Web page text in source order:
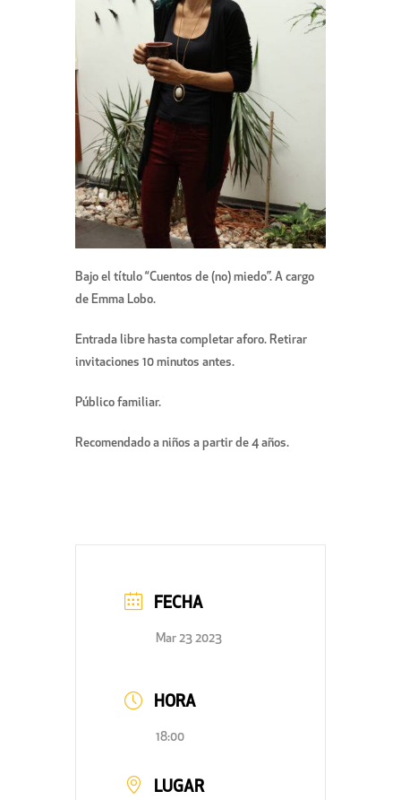
Bajo el título “Cuentos de (no) miedo”. A cargo
de Emma Lobo.
Entrada libre hasta completar aforo. Retirar
invitaciones 10 minutos antes.
Público familiar.
Recomendado a niños a partir de 4 años.
FECHA
Mar 23 2023
HORA
18:00
LUGAR